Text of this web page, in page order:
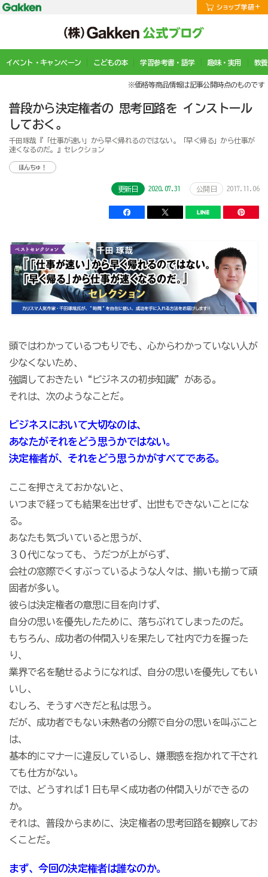
イベント・キャンペーン こどもの本 学習参考書・語学 趣味・実用 教
※価格等商品情報は記事公開時点のものです
普段から決定権者の 思考回路を インストール
しておく。
千田琢哉『「仕事が速い」から早く帰れるのではない。「早く帰る」から仕事が
速くなるのだ。』セレクション
ほんちゅ！
更新日 2020.07.31 公開日 2017.11.06
頭ではわかっているつもりでも、心からわかっていない人が
少なくないため、
強調しておきたい“ビジネスの初歩知識”がある。
それは、次のようなことだ。
ビジネスにおいて大切なのは、
あなたがそれをどう思うかではない。
決定権者が、それをどう思うかがすべてである。
ここを押さえておかないと、
いつまで経っても結果を出せず、出世もできないことにな
る。
あなたも気づいていると思うが、
３０代になっても、うだつが上がらず、
会社の窓際でくすぶっているような人々は、揃いも揃って頑
固者が多い。
彼らは決定権者の意思に目を向けず、
自分の思いを優先したために、落ちぶれてしまったのだ。
もちろん、成功者の仲間入りを果たして社内で力を握った
り、
業界で名を馳せるようになれば、自分の思いを優先してもい
いし、
むしろ、そうすべきだと私は思う。
だが、成功者でもない未熟者の分際で自分の思いを叫ぶこと
は、
基本的にマナーに違反しているし、嫌悪感を抱かれて干され
ても仕方がない。
では、どうすれば１日も早く成功者の仲間入りができるの
か。
それは、普段からまめに、決定権者の思考回路を観察してお
くことだ。
まず、今回の決定権者は誰なのか。